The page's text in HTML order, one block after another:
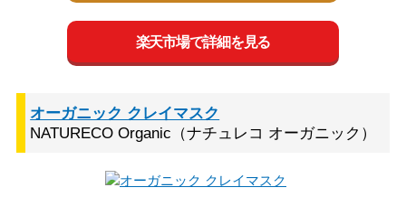
楽天市場で詳細を見る
オーガニック クレイマスク
NATURECO Organic（ナチュレコ オーガニック）